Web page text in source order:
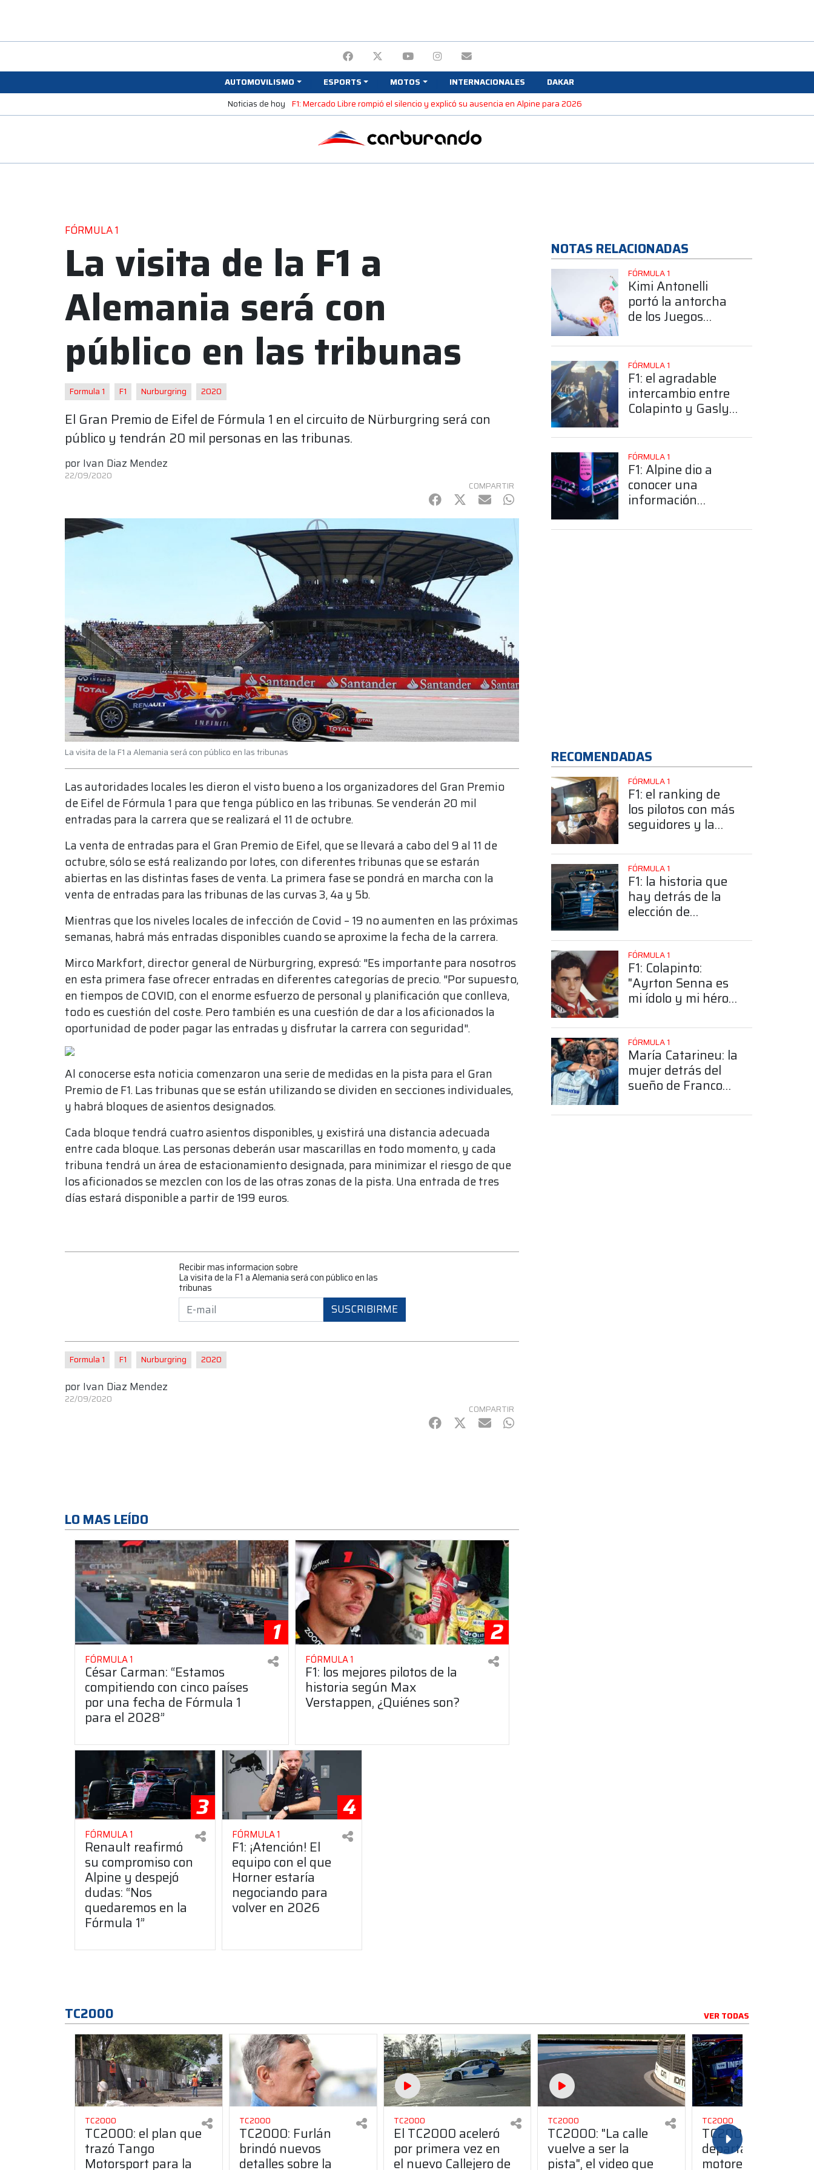
AUTOMOVILISMO ESPORTS MOTOS INTERNACIONALES
DAKAR
Noticias de hoy F1: Mercado Libre rompió el silencio y explicó su ausencia en Alpine para 2026
FÓRMULA 1
La visita de la F1 a
Alemania será con
público en las tribunas
Formula 1 F1 Nurburgring 2020
El Gran Premio de Eifel de Fórmula 1 en el circuito de Nürburgring será con
público y tendrán 20 mil personas en las tribunas.
por Ivan Diaz Mendez
22/09/2020
COMPARTIR
Facebook
Twitter
mail WhatsApp
La visita de la F1 a Alemania será con público en las tribunas
Las autoridades locales les dieron el visto bueno a los organizadores del Gran Premio
de Eifel de Fórmula 1 para que tenga público en las tribunas. Se venderán 20 mil
entradas para la carrera que se realizará el 11 de octubre.
La venta de entradas para el Gran Premio de Eifel, que se llevará a cabo del 9 al 11 de
octubre, sólo se está realizando por lotes, con diferentes tribunas que se estarán
abiertas en las distintas fases de venta. La primera fase se pondrá en marcha con la
venta de entradas para las tribunas de las curvas 3, 4a y 5b.
Mientras que los niveles locales de infección de Covid – 19 no aumenten en las próximas
semanas, habrá más entradas disponibles cuando se aproxime la fecha de la carrera.
Mirco Markfort, director general de Nürburgring, expresó: "Es importante para nosotros
en esta primera fase ofrecer entradas en diferentes categorías de precio. "Por supuesto,
en tiempos de COVID, con el enorme esfuerzo de personal y planificación que conlleva,
todo es cuestión del coste. Pero también es una cuestión de dar a los aficionados la
oportunidad de poder pagar las entradas y disfrutar la carrera con seguridad".
Al conocerse esta noticia comenzaron una serie de medidas en la pista para el Gran
Premio de F1. Las tribunas que se están utilizando se dividen en secciones individuales,
y habrá bloques de asientos designados.
Cada bloque tendrá cuatro asientos disponibles, y existirá una distancia adecuada
entre cada bloque. Las personas deberán usar mascarillas en todo momento, y cada
tribuna tendrá un área de estacionamiento designada, para minimizar el riesgo de que
los aficionados se mezclen con los de las otras zonas de la pista. Una entrada de tres
días estará disponible a partir de 199 euros.
Recibir mas informacion sobre
La visita de la F1 a Alemania será con público en las
tribunas
SUSCRIBIRME
Formula 1 F1 Nurburgring 2020
por Ivan Diaz Mendez
22/09/2020
COMPARTIR
Facebook
Twitter
mail WhatsApp
LO MAS LEÍDO
1
FÓRMULA 1
César Carman: “Estamos
compitiendo con cinco países
por una fecha de Fórmula 1
para el 2028”
2
FÓRMULA 1
F1: los mejores pilotos de la
historia según Max
Verstappen, ¿Quiénes son?
3
FÓRMULA 1
Renault reafirmó
su compromiso con
Alpine y despejó
dudas: “Nos
quedaremos en la
Fórmula 1”
4
FÓRMULA 1
F1: ¡Atención! El
equipo con el que
Horner estaría
negociando para
volver en 2026
NOTAS RELACIONADAS
FÓRMULA 1
Kimi Antonelli
portó la antorcha
de los Juegos
Invierno Milano
Cortina 2026
FÓRMULA 1
F1: el agradable
intercambio entre
Colapinto y Gasly
un súper deportivo
de Alpine
FÓRMULA 1
F1: Alpine dio a
conocer una
información
a los test de
RECOMENDADAS
FÓRMULA 1
F1: el ranking de
los pilotos con más
seguidores y la
posición de
Colapinto
FÓRMULA 1
F1: la historia que
hay detrás de la
elección de
número 43
FÓRMULA 1
F1: Colapinto:
"Ayrton Senna es
mi ídolo y mi héroe
FÓRMULA 1
María Catarineu: la
mujer detrás del
sueño de Franco
Fórmula 1
TC2000 VER TODAS
TC2000
TC2000: el plan que
trazó Tango
Motorsport para la
TC2000
TC2000: Furlán
brindó nuevos
detalles sobre la
TC2000
El TC2000 aceleró
por primera vez en
el nuevo Callejero de
TC2000
TC2000: "La calle
vuelve a ser la
pista", el video que
TC2000
TC2000: el
departamento de
motores trabaja en